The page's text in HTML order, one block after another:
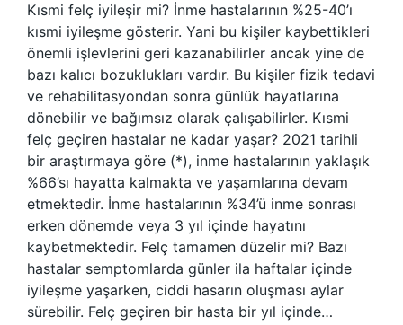
Kısmi felç iyileşir mi? İnme hastalarının %25-40’ı
kısmi iyileşme gösterir. Yani bu kişiler kaybettikleri
önemli işlevlerini geri kazanabilirler ancak yine de
bazı kalıcı bozuklukları vardır. Bu kişiler fizik tedavi
ve rehabilitasyondan sonra günlük hayatlarına
dönebilir ve bağımsız olarak çalışabilirler. Kısmi
felç geçiren hastalar ne kadar yaşar? 2021 tarihli
bir araştırmaya göre (*), inme hastalarının yaklaşık
%66’sı hayatta kalmakta ve yaşamlarına devam
etmektedir. İnme hastalarının %34’ü inme sonrası
erken dönemde veya 3 yıl içinde hayatını
kaybetmektedir. Felç tamamen düzelir mi? Bazı
hastalar semptomlarda günler ila haftalar içinde
iyileşme yaşarken, ciddi hasarın oluşması aylar
sürebilir. Felç geçiren bir hasta bir yıl içinde…